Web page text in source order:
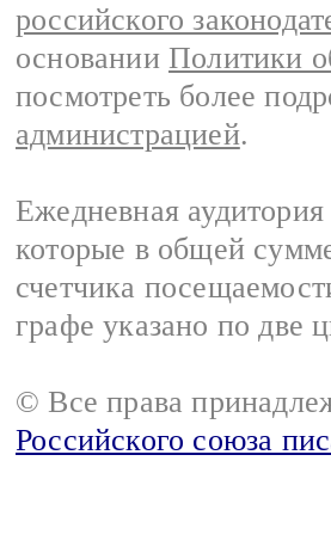
российского
основании Политики
посмотреть более
администрацией.
Ежедневная
которые в общей
счетчика
графе указано по две
© Все права
Российского союза